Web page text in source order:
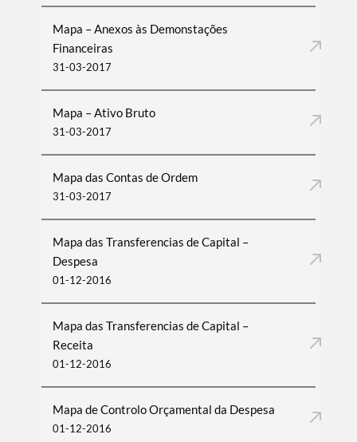
Termo de Pesquisa
Filtros
Mapa – Anexos às Demonstações
Financeiras
31-03-2017
Mapa – Ativo Bruto
31-03-2017
Mapa das Contas de Ordem
31-03-2017
Mapa das Transferencias de Capital –
Despesa
01-12-2016
Mapa das Transferencias de Capital –
Receita
01-12-2016
Mapa de Controlo Orçamental da Despesa
01-12-2016